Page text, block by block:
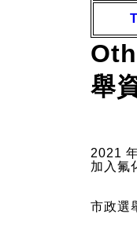
舉
2021
加入氟
市政選